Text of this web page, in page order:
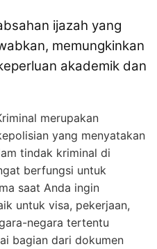
ijazah yang
memungkinkan
akademik dan
merupakan
yang menyatakan
tindak kriminal di
berfungsi untuk
saat Anda ingin
untuk visa, pekerjaan,
negara tertentu
bagian dari dokumen